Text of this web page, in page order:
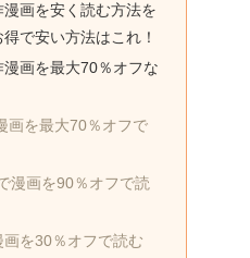
画を安く読む方法を
で安い方法はこれ！
画を最大70％オフな
を最大70％オフで
漫画を90％オフで読
を30％オフで読む